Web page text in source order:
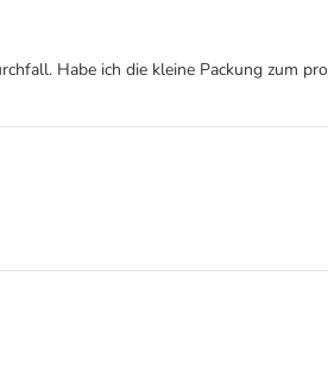
Habe ich die kleine Packung zum